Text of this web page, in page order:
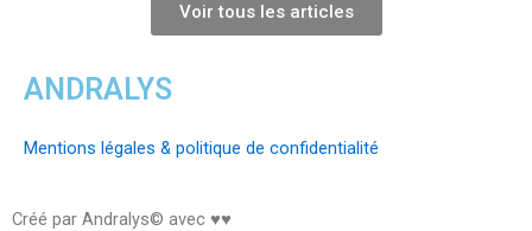
Voir tous les articles
ANDRALYS
Mentions légales & politique de confidentialité
Créé par Andralys© avec ♥♥